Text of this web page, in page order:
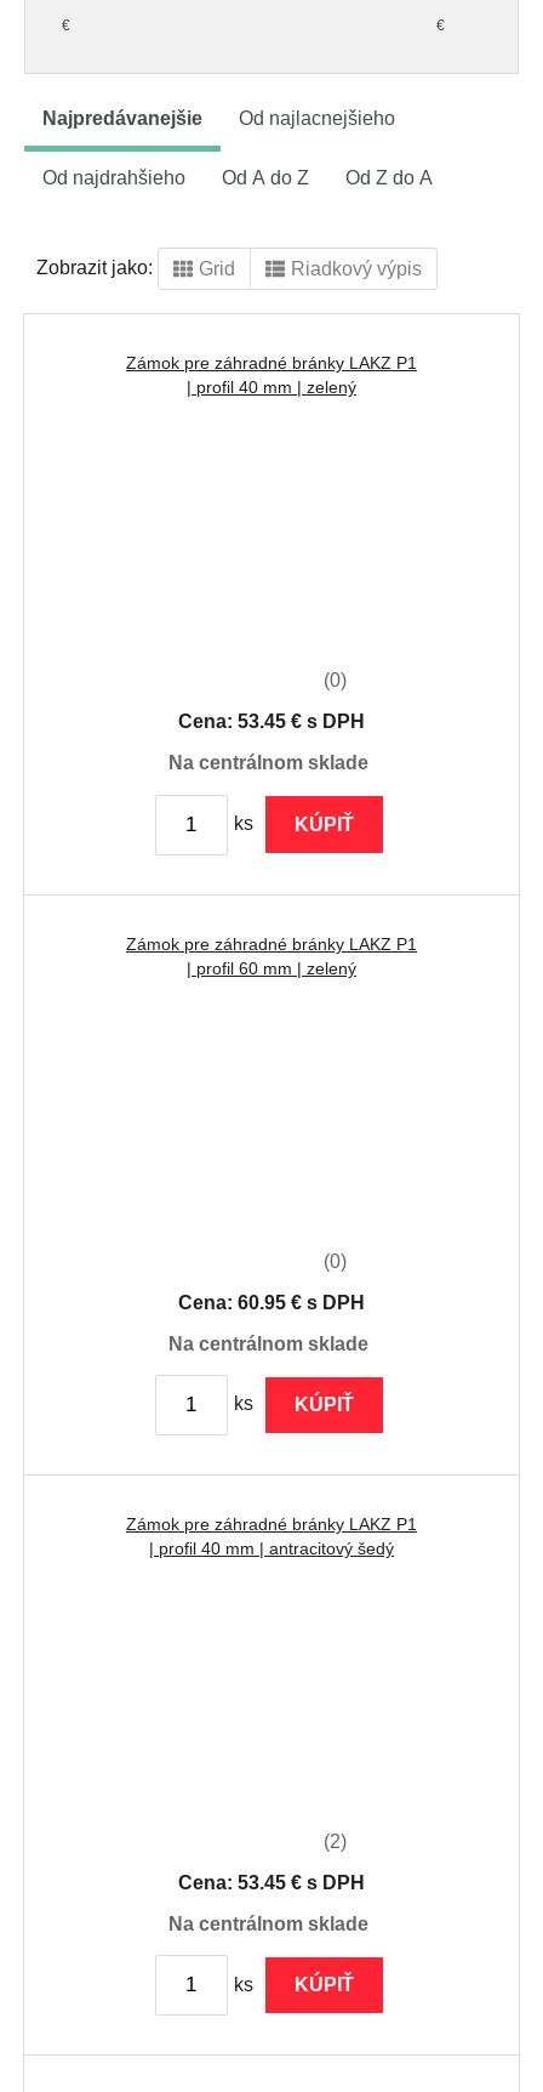
€ €
Najpredávanejšie Od najlacnejšieho
Od najdrahšieho Od A do Z Od Z do A
Zobrazit jako: Grid Riadkový výpis
Zámok pre záhradné bránky LAKZ P1
| profil 40 mm | zelený
(0)
Cena: 53.45 € s DPH
na centrálnom sklade
ks KÚPIŤ
Zámok pre záhradné bránky LAKZ P1
| profil 60 mm | zelený
(0)
Cena: 60.95 € s DPH
na centrálnom sklade
ks KÚPIŤ
Zámok pre záhradné bránky LAKZ P1
| profil 40 mm | antracitový šedý
(2)
Cena: 53.45 € s DPH
na centrálnom sklade
ks KÚPIŤ